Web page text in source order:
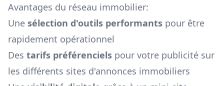
Avantages du réseau immobilier:
Une sélection d'outils performants pour être
rapidement opérationnel
Des tarifs préférenciels pour votre publicité sur
les différents sites d'annonces immobiliers